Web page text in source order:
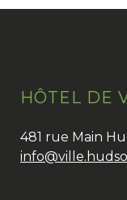
HÔTEL DE
481 rue Main